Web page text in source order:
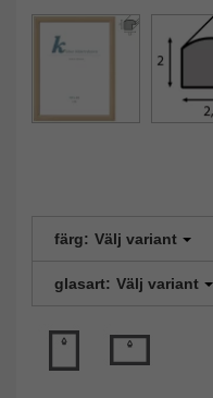
färg: Välj variant
glasart: Välj variant